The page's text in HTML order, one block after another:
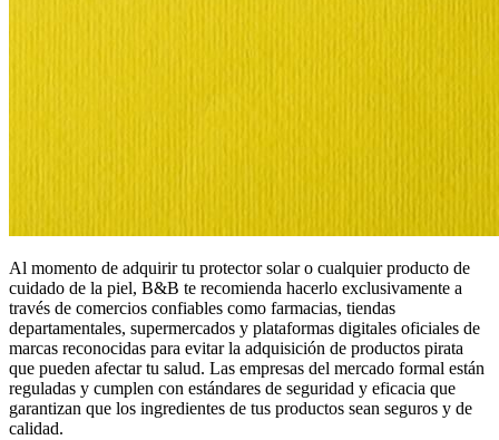
Al momento de adquirir tu protector solar o cualquier producto de
cuidado de la piel, B&B te recomienda hacerlo exclusivamente a
través de comercios confiables como farmacias, tiendas
departamentales, supermercados y plataformas digitales oficiales de
marcas reconocidas para evitar la adquisición de productos pirata
que pueden afectar tu salud. Las empresas del mercado formal están
reguladas y cumplen con estándares de seguridad y eficacia que
garantizan que los ingredientes de tus productos sean seguros y de
calidad.